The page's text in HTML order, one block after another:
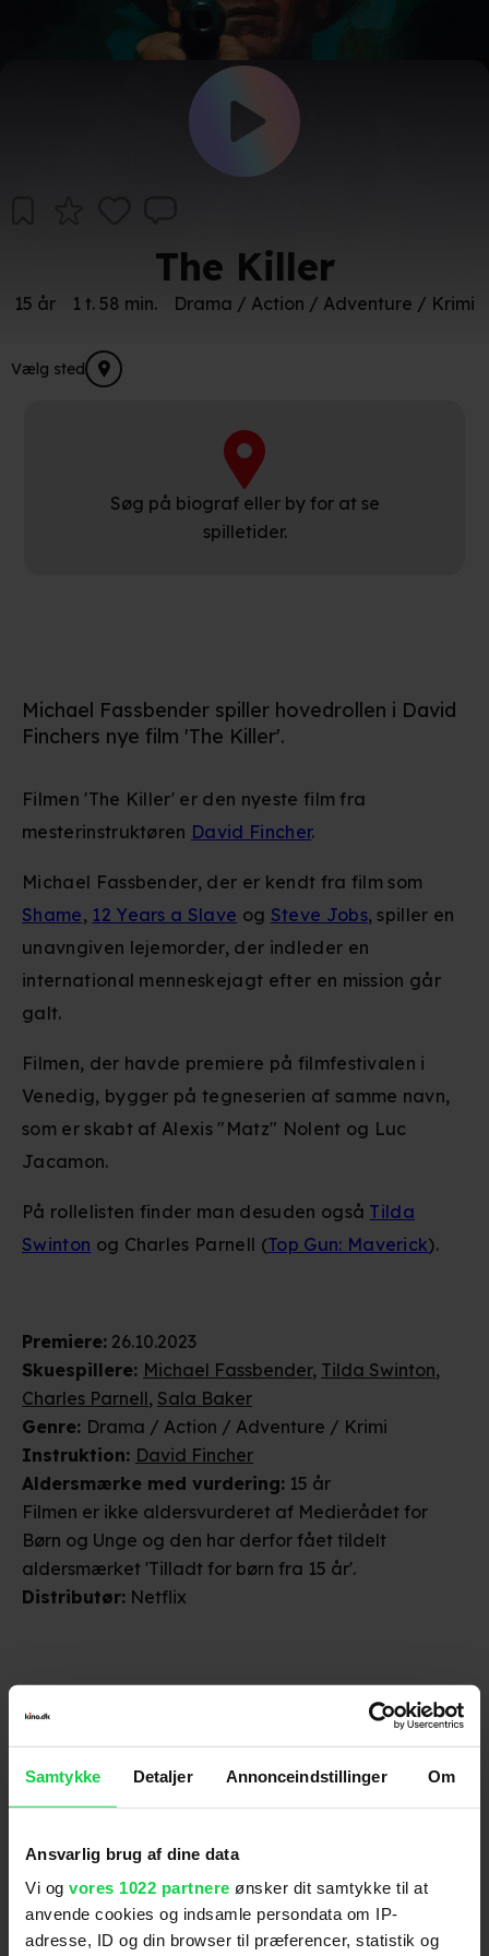
Samtykke Detaljer Annonceindstillinger Om
Ansvarlig brug af dine data
Vi og vores 1022 partnere ønsker dit samtykke til at
anvende cookies og indsamle persondata om IP-
adresse, ID og din browser til præferencer, statistik og
The Killer
15 år 1 t. 58 min. Drama / Action / Adventure / Krimi
Vælg sted
Søg på biograf eller by for at se
spilletider.
Anmeldelser fra medierne
(5)
Filmmagasinet Ekko
Premiere: 26.10.2023
Skuespillere: Michael Fassbender, Tilda Swinton,
Charles Parnell, Sala Baker
Genre: Drama / Action / Adventure / Krimi
Instruktion: David Fincher
Aldersmærke med vurdering: 15 år
Filmen er ikke aldersvurderet af Medierådet for
Børn og Unge og den har derfor fået tildelt
aldersmærket 'Tilladt for børn fra 15 år'.
Distributør: Netflix
Michael Fassbender spiller hovedrollen i David
Finchers nye film 'The Killer'.
Filmen 'The Killer' er den nyeste film fra
mesterinstruktøren David Fincher.
Michael Fassbender, der er kendt fra film som
Shame, 12 Years a Slave og Steve Jobs, spiller en
unavngiven lejemorder, der indleder en
international menneskejagt efter en mission går
galt.
Filmen, der havde premiere på filmfestivalen i
Venedig, bygger på tegneserien af samme navn,
som er skabt af Alexis "Matz" Nolent og Luc
Jacamon.
På rollelisten finder man desuden også Tilda
Swinton og Charles Parnell (Top Gun: Maverick).